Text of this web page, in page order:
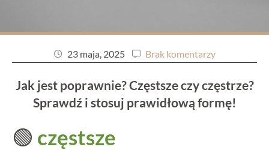
23 maja, 2025 Brak komentarzy
Jak jest poprawnie? Częstsze czy częstrze?
Sprawdź i stosuj prawidłową formę!
🟢 częstsze